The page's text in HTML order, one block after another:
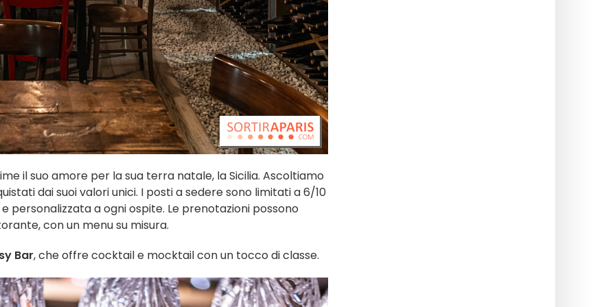
il suo amore per la sua terra natale, la Sicilia. Ascoltiamo
dai suoi valori unici. I posti a sedere sono limitati a 6/10
personalizzata a ogni ospite. Le prenotazioni possono
con un menu su misura.
Bar, che offre cocktail e mocktail con un tocco di classe.